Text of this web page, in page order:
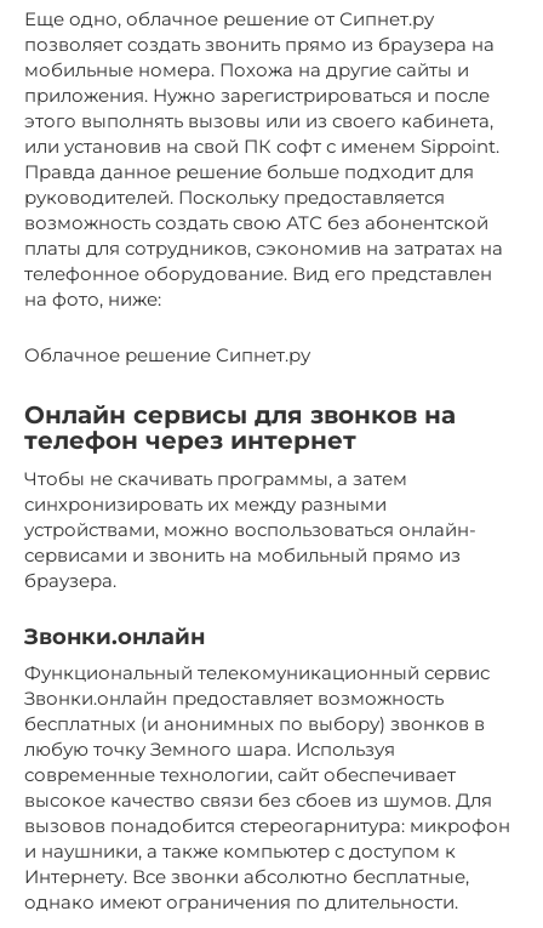
Еще одно, облачное решение от Сипнет.ру
позволяет создать звонить прямо из браузера на
мобильные номера. Похожа на другие сайты и
приложения. Нужно зарегистрироваться и после
этого выполнять вызовы или из своего кабинета,
или установив на свой ПК софт с именем Sippoint.
Правда данное решение больше подходит для
руководителей. Поскольку предоставляется
возможность создать свою АТС без абонентской
платы для сотрудников, сэкономив на затратах на
телефонное оборудование. Вид его представлен
на фото, ниже:
Облачное решение Сипнет.ру
Онлайн сервисы для звонков на
телефон через интернет
Чтобы не скачивать программы, а затем
синхронизировать их между разными
устройствами, можно воспользоваться онлайн-
сервисами и звонить на мобильный прямо из
браузера.
Звонки.онлайн
Функциональный телекомуникационный сервис
Звонки.онлайн предоставляет возможность
бесплатных (и анонимных по выбору) звонков в
любую точку Земного шара. Используя
современные технологии, сайт обеспечивает
высокое качество связи без сбоев из шумов. Для
вызовов понадобится стереогарнитура: микрофон
и наушники, а также компьютер с доступом к
Интернету. Все звонки абсолютно бесплатные,
однако имеют ограничения по длительности.